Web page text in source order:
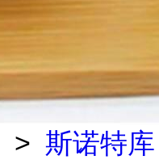
> 斯诺特库